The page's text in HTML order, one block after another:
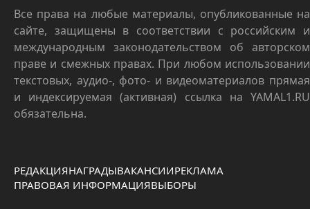
Все права на любые материалы, опубликованные на
сайте, защищены в соответствии с российским и
международным законодательством об авторском
праве и смежных правах. При любом использовании
текстовых, аудио-, фото- и видеоматериалов прямая
и индексируемая (активная) ссылка на YAMAL1.RU
обязательна.
РЕДАКЦИЯНАГРАДЫВАКАНСИИРЕКЛАМА
ПРАВОВАЯ ИНФОРМАЦИЯВЫБОРЫ